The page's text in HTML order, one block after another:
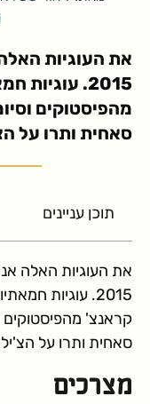
את העוגיות
2015.
מהפיסטוקים
סאחית ותרו על
תוכן עניינים
את העוגיות האלה
2015. עוגיות
קראנצ' מהפיסטוקים
סאחית ותרו על
מצרכים